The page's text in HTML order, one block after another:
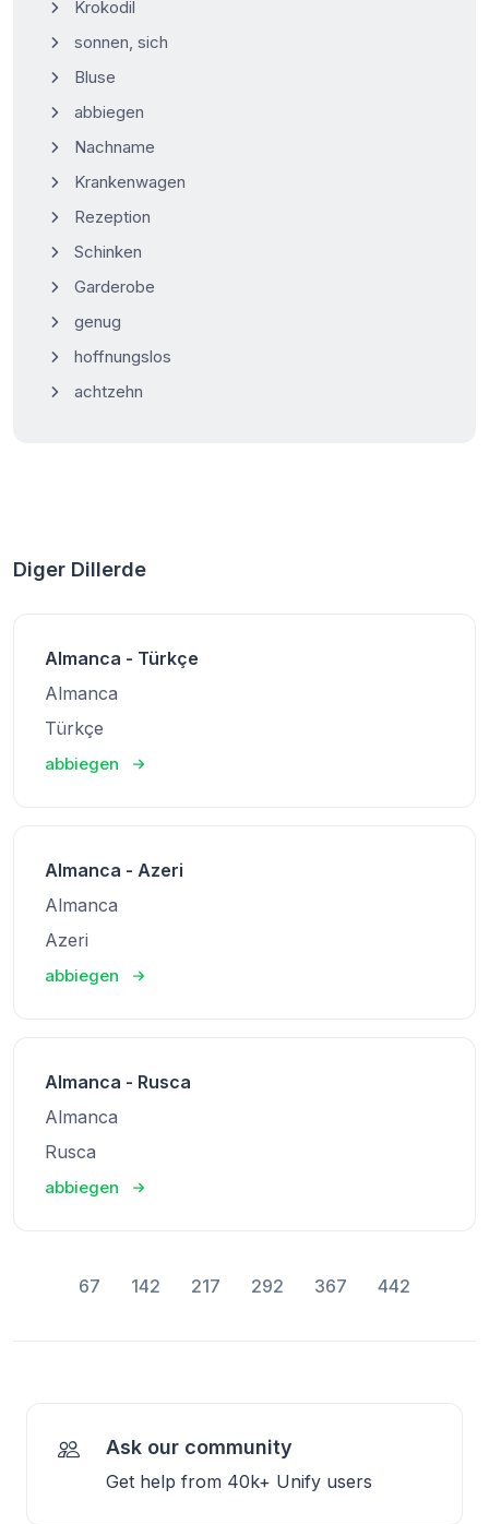
Krokodil
sonnen, sich
Bluse
abbiegen
Nachname
Krankenwagen
Rezeption
Schinken
Garderobe
genug
hoffnungslos
achtzehn
Diger Dillerde
Almanca - Türkçe
Almanca
Türkçe
abbiegen
Almanca - Azeri
Almanca
Azeri
abbiegen
Almanca - Rusca
Almanca
Rusca
abbiegen
67 142 217 292 367 442
Ask our community
Get help from 40k+ Unify users